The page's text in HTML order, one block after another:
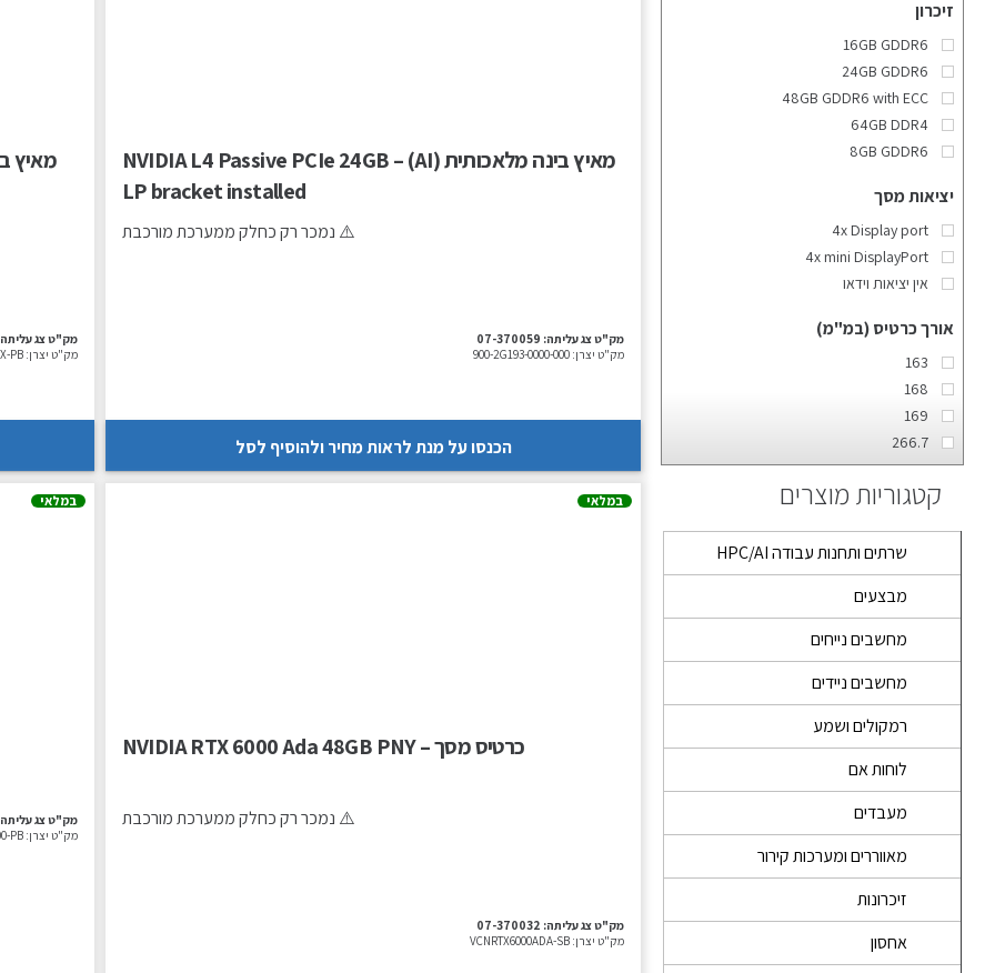
זיכרון
16GB GDDR6
24GB GDDR6
48GB GDDR6 with ECC
64GB DDR4
8GB GDDR6
יציאות מסך
4x Display port
4x mini DisplayPort
אין יציאות וידאו
אורך כרטיס (במ"מ)
163
168
169
266.7
קטגוריות מוצרים
שרתים ותחנות עבודה HPC/AI
מבצעים
מחשבים נייחים
מחשבים ניידים
רמקולים ושמע
לוחות אם
מעבדים
מאווררים ומערכות קירור
זיכרונות
אחסון
מאיץ בינה מלאכותית (AI) – NVIDIA L4 Passive PCIe 24GB
LP bracket installed
⚠️ נמכר רק כחלק ממערכת מורכבת
מק"ט צג עליתה: 07-370059
מק"ט יצרן: 900-2G193-0000-000
הכנסו על מנת לראות מחיר ולהוסיף לסל
מק"ט צג
מק"ט יצרן: PB
במלאי
כרטיס מסך – NVIDIA RTX 6000 Ada 48GB PNY
⚠️ נמכר רק כחלק ממערכת מורכבת
מק"ט צג עליתה: 07-370032
מק"ט יצרן: VCNRTX6000ADA-SB
במלאי
מק"ט צג
מק"ט יצרן: PB